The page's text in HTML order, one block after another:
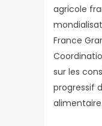
agricole
France
sur les
progressif